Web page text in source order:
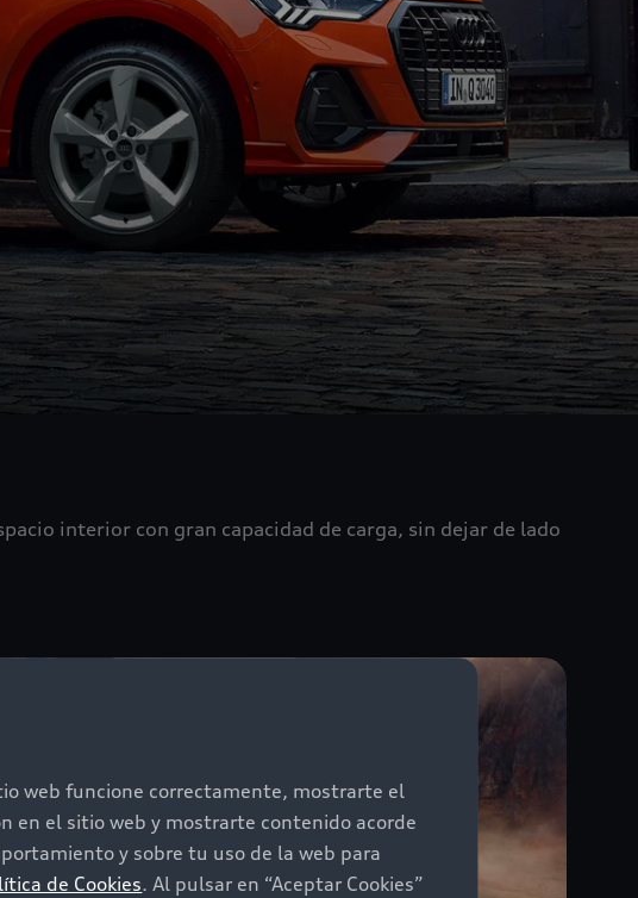
web funcione correctamente, mostrarte el
en el sitio web y mostrarte contenido acorde
y sobre tu uso de la web para
de Cookies. Al pulsar en “Aceptar Cookies”
interior con gran capacidad de carga, sin dejar de lado